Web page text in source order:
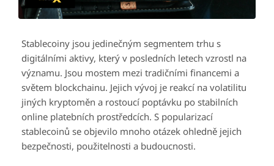
Stablecoiny jsou jedinečným segmentem trhu s
digitálními aktivy, který v posledních letech vzrostl na
významu. Jsou mostem mezi tradičními financemi a
světem blockchainu. Jejich vývoj je reakcí na volatilitu
jiných kryptoměn a rostoucí poptávku po stabilních
online platebních prostředcích. S popularizací
stablecoinů se objevilo mnoho otázek ohledně jejich
bezpečnosti, použitelnosti a budoucnosti.